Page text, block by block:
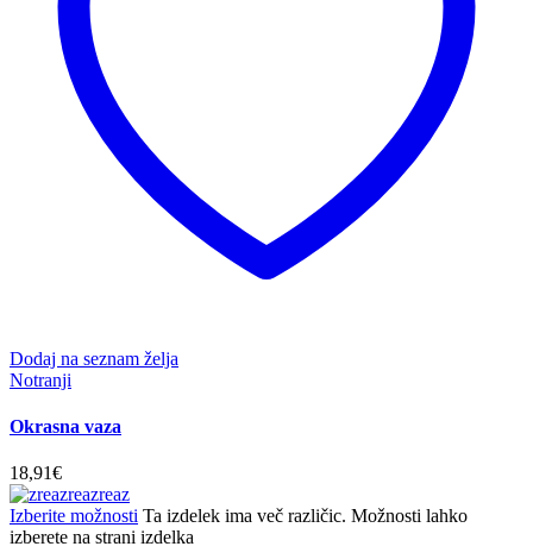
Dodaj na seznam želja
Notranji
Okrasna vaza
18,91€
Izberite možnosti Ta izdelek ima več različic. Možnosti lahko
izberete na strani izdelka